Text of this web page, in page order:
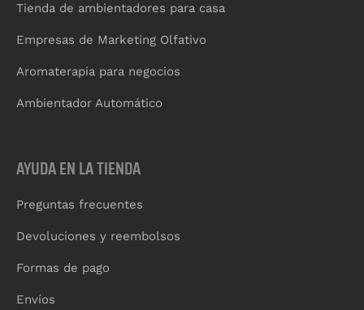
Tienda de ambientadores para casa
Empresas de Marketing Olfativo
Aromaterapia para negocios
Ambientador Automático
AYUDA EN LA TIENDA
Preguntas frecuentes
Devoluciones y reembolsos
Formas de pago
Envíos